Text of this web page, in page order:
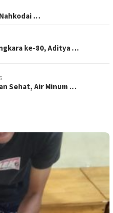
…
ke-80, Aditya …
Sehat, Air Minum …